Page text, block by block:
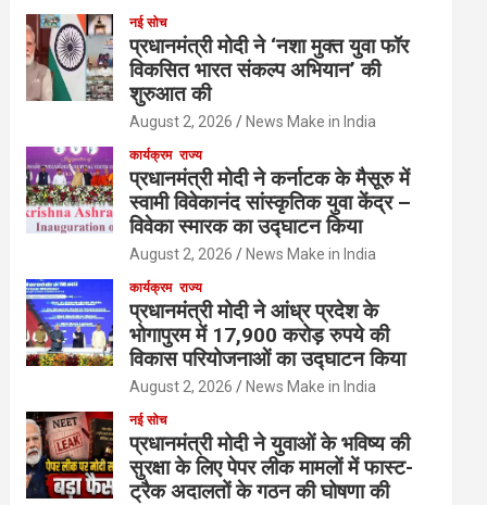
नई सोच
प्रधानमंत्री मोदी ने ‘नशा मुक्त युवा फॉर
विकसित भारत संकल्प अभियान’ की
शुरुआत की
August 2, 2026 News Make in India
कार्यक्रम राज्य
प्रधानमंत्री मोदी ने कर्नाटक के मैसूरु में
स्वामी विवेकानंद सांस्कृतिक युवा केंद्र –
विवेका स्मारक का उद्घाटन किया
August 2, 2026 News Make in India
कार्यक्रम राज्य
प्रधानमंत्री मोदी ने आंध्र प्रदेश के
भोगापुरम में 17,900 करोड़ रुपये की
विकास परियोजनाओं का उद्घाटन किया
August 2, 2026 News Make in India
नई सोच
प्रधानमंत्री मोदी ने युवाओं के भविष्य की
सुरक्षा के लिए पेपर लीक मामलों में फास्ट-
ट्रैक अदालतों के गठन की घोषणा की